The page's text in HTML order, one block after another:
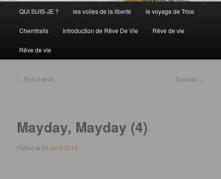
principal
QUI SUIS-JE ? les voiles de la liberté le voyage de Trice
Chemtrails Introduction de Rêve De Vie Rêve de vie
Rêve de vie
Navigation
← Précédent Suivant →
Mayday, Mayday (4)
Publié le29 avril 2015